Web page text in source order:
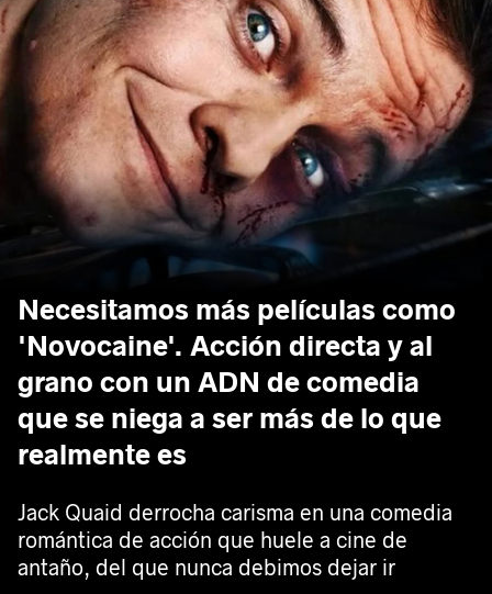
Necesitamos más películas como
'Novocaine'. Acción directa y al
grano con un ADN de comedia
que se niega a ser más de lo que
realmente es
Jack Quaid derrocha carisma en una comedia
romántica de acción que huele a cine de
antaño, del que nunca debimos dejar ir